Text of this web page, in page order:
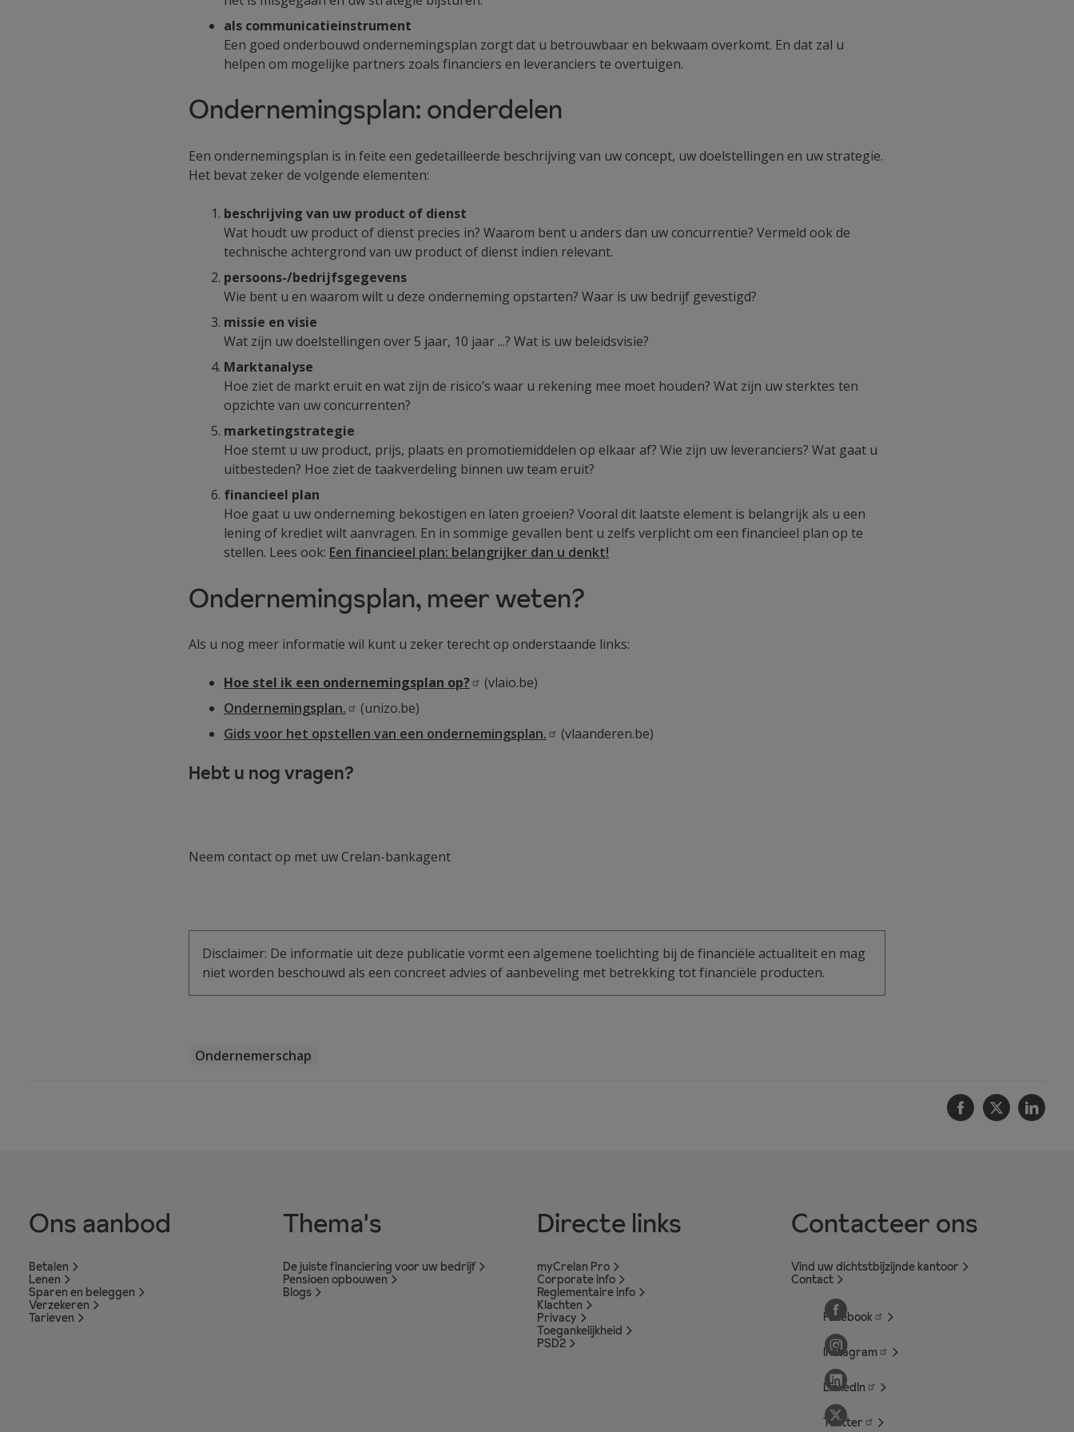
als communicatieinstrument
Een goed onderbouwd ondernemingsplan zorgt dat u betrouwbaar en bekwaam overkomt. En dat zal u
helpen om mogelijke partners zoals financiers en leveranciers te overtuigen.
Ondernemingsplan: onderdelen
Een ondernemingsplan is in feite een gedetailleerde beschrijving van uw concept, uw doelstellingen en uw strategie.
Het bevat zeker de volgende elementen:
beschrijving van uw product of dienst
Wat houdt uw product of dienst precies in? Waarom bent u anders dan uw concurrentie? Vermeld ook de
technische achtergrond van uw product of dienst indien relevant.
persoons-/bedrijfsgegevens
Wie bent u en waarom wilt u deze onderneming opstarten? Waar is uw bedrijf gevestigd?
missie en visie
Wat zijn uw doelstellingen over 5 jaar, 10 jaar ...? Wat is uw beleidsvisie?
Marktanalyse
Hoe ziet de markt eruit en wat zijn de risico’s waar u rekening mee moet houden? Wat zijn uw sterktes ten
opzichte van uw concurrenten?
marketingstrategie
Hoe stemt u uw product, prijs, plaats en promotiemiddelen op elkaar af? Wie zijn uw leveranciers? Wat gaat u
uitbesteden? Hoe ziet de taakverdeling binnen uw team eruit?
financieel plan
Hoe gaat u uw onderneming bekostigen en laten groeien? Vooral dit laatste element is belangrijk als u een
lening of krediet wilt aanvragen. En in sommige gevallen bent u zelfs verplicht om een financieel plan op te
stellen. Lees ook: Een financieel plan: belangrijker dan u denkt!
Ondernemingsplan, meer weten?
Als u nog meer informatie wil kunt u zeker terecht op onderstaande links:
Hoe stel ik een ondernemingsplan op?
(vlaio.be)
Ondernemingsplan.
(unizo.be)
Gids voor het opstellen van een ondernemingsplan. (vlaanderen.be)
Hebt u nog vragen?
Neem contact op met uw Crelan-bankagent
Disclaimer: De informatie uit deze publicatie vormt een algemene toelichting bij de financiële actualiteit en mag
niet worden beschouwd als een concreet advies of aanbeveling met betrekking tot financiële producten.
Ondernemerschap
Facebook
Twitter
Ons aanbod
Betalen
Lenen
Sparen en beleggen
Verzekeren
Tarieven
Thema's
De juiste financiering voor uw bedrijf
Pensioen opbouwen
Blogs
Directe links
myCrelan Pro
Corporate info
Reglementaire info
Klachten
Privacy
Toegankelijkheid
PSD2
Contacteer ons
Vind uw dichtstbijzijnde kantoor
Contact
Facebook
Instagram
LinkedIn
Twitter